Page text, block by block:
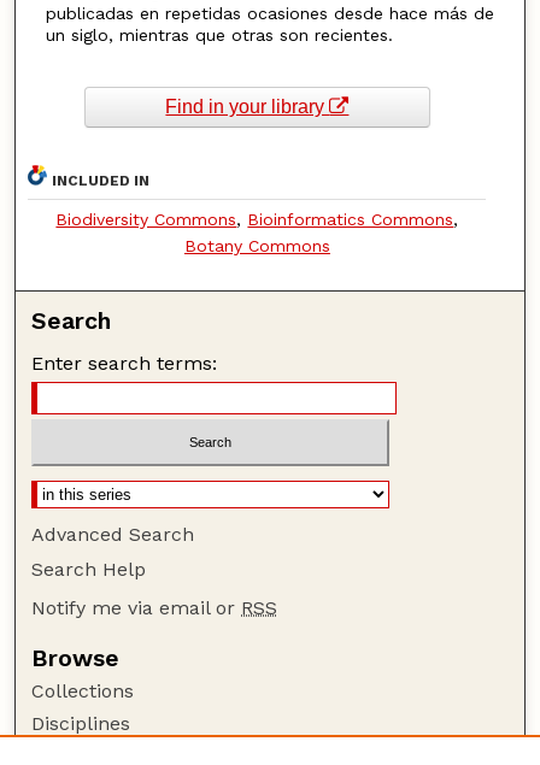
publicadas en repetidas ocasiones desde hace más de
un siglo, mientras que otras son recientes.
Find in your library
INCLUDED IN
Biodiversity Commons, Bioinformatics Commons,
Botany Commons
Search
Enter search terms:
Advanced Search
Search Help
Notify me via email or RSS
Browse
Collections
Disciplines